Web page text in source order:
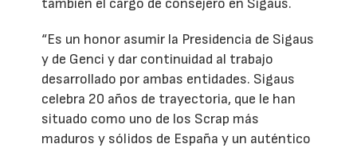
“Es un honor asumir la Presidencia de Sigaus
y de Genci y dar continuidad al trabajo
desarrollado por ambas entidades. Sigaus
celebra 20 años de trayectoria, que le han
situado como uno de los Scrap más
maduros y sólidos de España y un auténtico